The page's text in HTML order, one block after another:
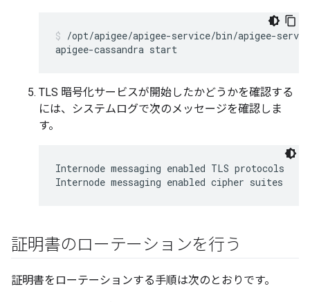
/opt/apigee/apigee-service/bin/apigee-
TLS 暗号化サービスが開始したかどうかを確認する
には、システムログで次のメッセージを確認しま
す。
Internode messaging enabled TLS protocols
証明書のローテーションを行う
証明書をローテーションする手順は次のとおりです。